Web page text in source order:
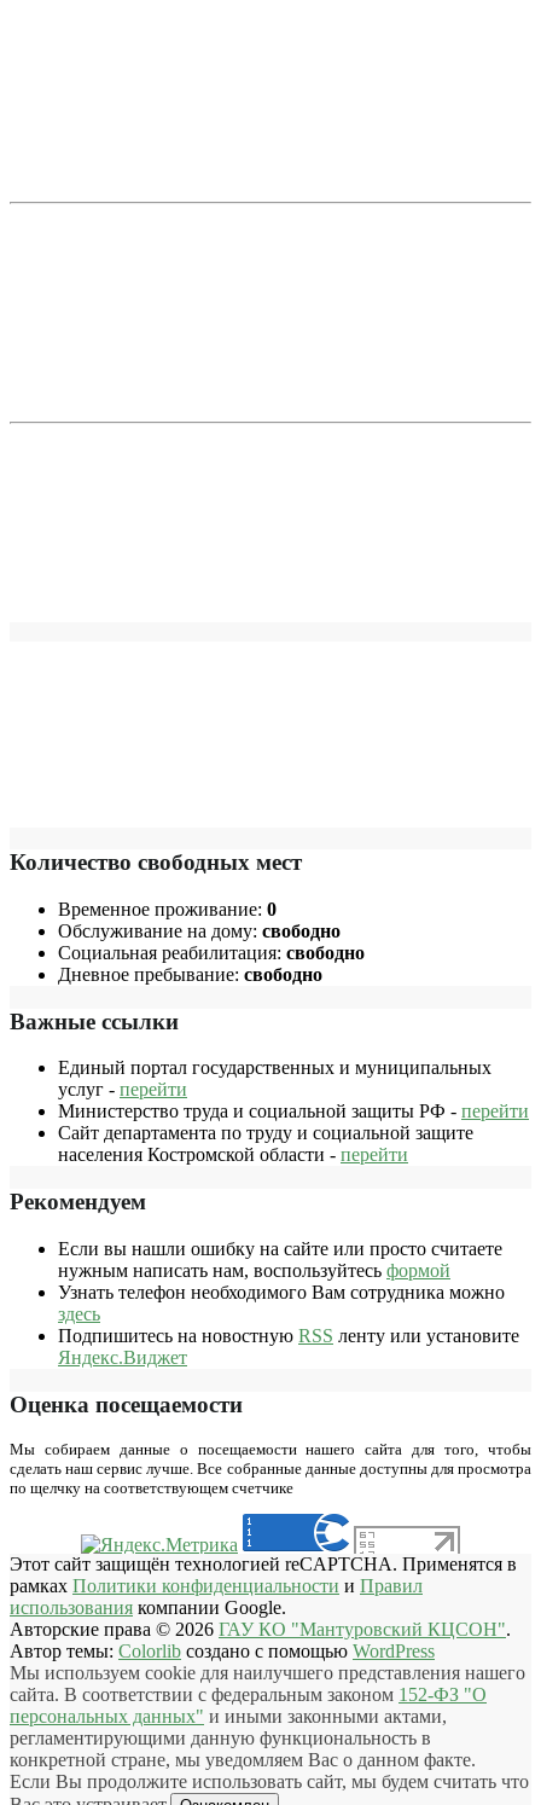
Количество свободных мест
Временное проживание: 0
Обслуживание на дому: свободно
Социальная реабилитация: свободно
Дневное пребывание: свободно
Важные ссылки
Единый портал государственных и муниципальных
услуг - перейти
Министерство труда и социальной защиты РФ - перейти
Сайт департамента по труду и социальной защите
населения Костромской области - перейти
Рекомендуем
Если вы нашли ошибку на сайте или просто считаете
нужным написать нам, воспользуйтесь формой
Узнать телефон необходимого Вам сотрудника можно
здесь
Подпишитесь на новостную RSS ленту или установите
Яндекс.Виджет
Оценка посещаемости
Мы собираем данные о посещаемости нашего сайта для того, чтобы
сделать наш сервис лучше. Все собранные данные доступны для просмотра
по щелчку на соответствующем счетчике
Этот сайт защищён технологией reCAPTCHA. Применятся в
рамках Политики конфиденциальности и Правил
использования компании Google.
Авторские права © 2026 ГАУ КО "Мантуровский КЦСОН".
Автор темы: Colorlib создано с помощью WordPress
Мы используем cookie для наилучшего представления нашего
сайта. В соответствии с федеральным законом 152-ФЗ "О
персональных данных" и иными законными актами,
регламентирующими данную функциональность в
конкретной стране, мы уведомляем Вас о данном факте.
Если Вы продолжите использовать сайт, мы будем считать что